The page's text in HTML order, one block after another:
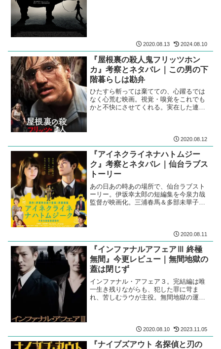
2020.08.13 2024.08.10
『屋根裏の殺人鬼フリッツホン
カ』考察とネタバレ｜この男の下
階暮らしは勘弁
ひたすら斬っては棄てての、心躍るでは
なく心荒む映画。視覚・嗅覚をこれでも
かと不快にさせてくれる。実在した連続
2020.08.12
『アイネクライネナハトムジー
ク』考察とネタバレ｜仙台ラブス
トーリー
あの日あの時あの場所で、仙台ラブスト
ーリー。伊坂幸太郎の短編集を今泉力哉
監督が映画化。三浦春馬＆多部未華子の
2020.08.11
『インファナルアフェアⅢ 終極
無間』今更レビュー｜無間地獄の
蓋は閉じず
インファナル・アフェア３。完結編は唯
一生き残りながらも、犯した罪に苛ま
れ、苦しむラウが主役。無間地獄の運命
2020.08.10 2023.11.05
『ナイブズアウト 名探偵と刃の